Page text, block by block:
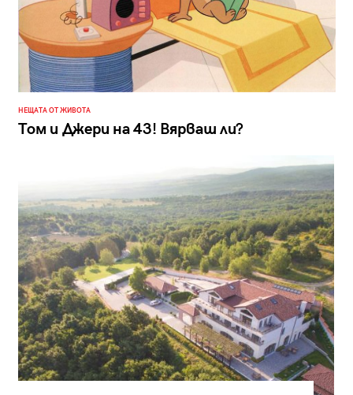
НЕЩАТА ОТ ЖИВОТА
Том и Джери на 43! Вярваш ли?